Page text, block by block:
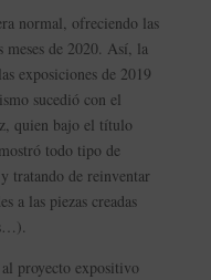
normal, ofreciendo las
meses de 2020. Así, la
exposiciones de 2019
sucedió con el
quien bajo el título
todo tipo de
tratando de reinventar
a las piezas creadas
proyecto expositivo